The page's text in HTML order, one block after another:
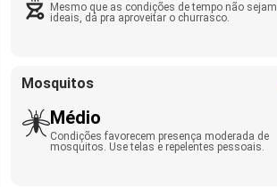
Mesmo que as condições de tempo não sejam
ideais, dá pra aproveitar o churrasco.
Mosquitos
Médio
Condições favorecem presença moderada de
mosquitos. Use telas e repelentes pessoais.